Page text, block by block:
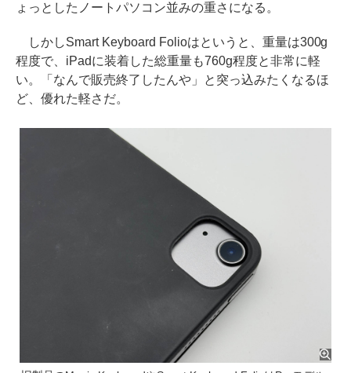
ょっとしたノートパソコン並みの重さになる。
しかしSmart Keyboard Folioはというと、重量は300g
程度で、iPadに装着した総重量も760g程度と非常に軽
い。「なんで販売終了したんや」と突っ込みたくなるほ
ど、優れた軽さだ。